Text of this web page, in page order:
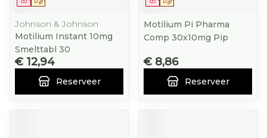
Johnson & Johnson
Motilium Instant 10mg
Smelttabl 30
€ 12,94
Reserveer
Motilium Pi Pharma
Comp 30x10mg Pip
€ 8,86
Reserveer